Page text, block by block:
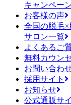
キャンペー
お客様の声
全国の脱毛×
サロン一覧
よくあるご
無料カウン
お問い合わ
採用サイト
お知らせ
公式通販サ